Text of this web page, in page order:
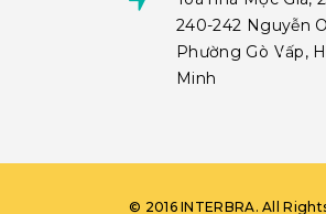
240-242 Nguyễn
Phường Gò Vấp,
Minh
© 2016 INTERBRA. All